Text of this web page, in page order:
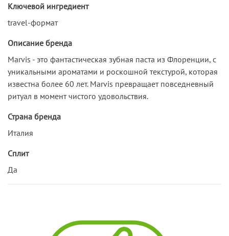
Ключевой ингредиент
travel-формат
Описание бренда
Marvis - это фантастическая зубная паста из Флоренции, с
уникальными ароматами и роскошной текстурой, которая
известна более 60 лет. Marvis превращает повседневный
ритуал в момент чистого удовольствия.
Страна бренда
Италия
Сплит
Да